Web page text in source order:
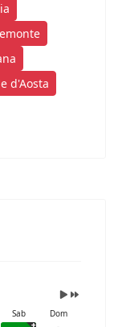
d'Aosta
Sab
Dom